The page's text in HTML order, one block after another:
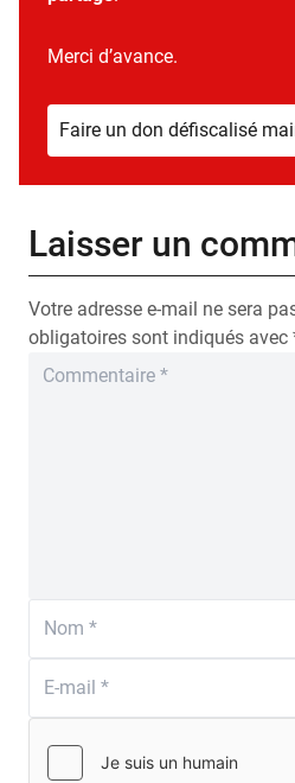
Merci d’avance.
Faire un don défiscalisé
Laisser un
Votre adresse e-mail ne sera
obligatoires sont indiqués avec